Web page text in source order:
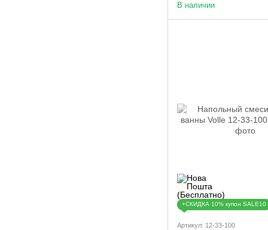
В наличии
+СКИДКА 10% купон SALE10
Артикул: 12-33-100